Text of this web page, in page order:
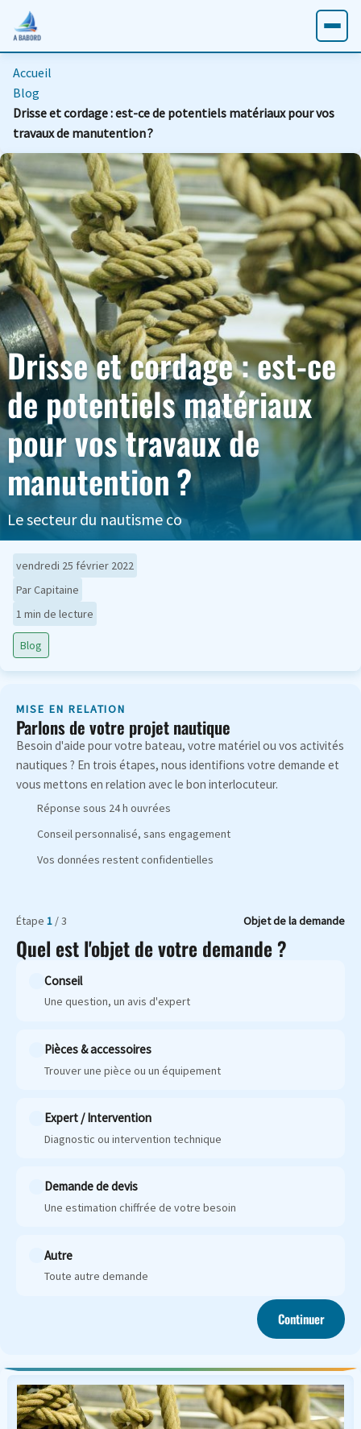
Accueil
Blog
Drisse et cordage : est-ce de potentiels matériaux pour vos
travaux de manutention ?
Drisse et cordage : est-ce
de potentiels matériaux
pour vos travaux de
manutention ?
Le secteur du nautisme co
vendredi 25 février 2022
Par Capitaine
1 min de lecture
Blog
MISE EN RELATION
Parlons de votre projet nautique
Besoin d'aide pour votre bateau, votre matériel ou vos activités
nautiques ? En trois étapes, nous identifions votre demande et
vous mettons en relation avec le bon interlocuteur.
Réponse sous 24 h ouvrées
Conseil personnalisé, sans engagement
Vos données restent confidentielles
Étape 1 / 3 Objet de la demande
Quel est l'objet de votre demande ?
Conseil
Une question, un avis d'expert
Pièces & accessoires
Trouver une pièce ou un équipement
Expert / Intervention
Diagnostic ou intervention technique
Demande de devis
Une estimation chiffrée de votre besoin
Autre
Toute autre demande
Continuer